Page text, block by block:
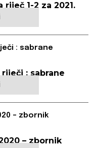
riječ 1-2 za 2021.
: sabrane
– zbornik